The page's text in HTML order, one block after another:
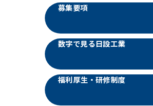
募集要項
数字で見る日設工業
福利厚生・研修制度